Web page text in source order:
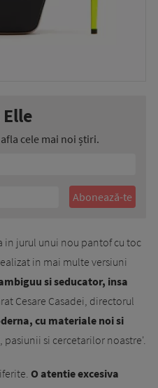
cele mai noi știri.
in jurul unui nou pantof cu toc
in mai multe versiuni
si seducator, insa
Cesare Casadei, directorul
cu materiale noi si
pasiunii si cercetarilor noastre'.
O atentie excesiva